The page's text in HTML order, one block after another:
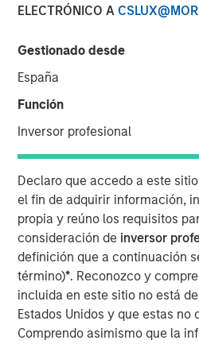
ELECTRÓNICO A
Gestionado desde
España
Función
Inversor profesional
Declaro que accedo a este
el fin de adquirir información,
propia y reúno los requisitos
consideración de inversor
definición que a continuación
término)*. Reconozco y
incluida en este sitio no está
Estados Unidos y que estas no
Comprendo asimismo que la
MSIM’s International Equity
Brands Fund's approach to
businesses, the market
International Equity Team
The International Equity team
investment process based on
bottom-up stock selection.
route to attractive long-term
compounding and providing
participation.